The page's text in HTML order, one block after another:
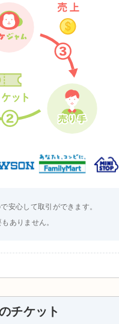
安心して取引ができます。
ありません。
チケット